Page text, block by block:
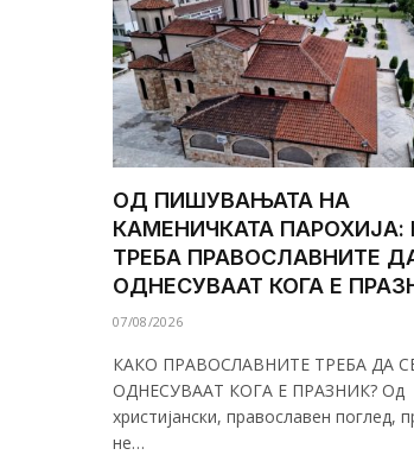
ОД ПИШУВАЊАТА НА
КАМЕНИЧКАТА ПАРОХИЈА:
ТРЕБА ПРАВОСЛАВНИТЕ
ОДНЕСУВААТ КОГА Е
07/08/2026
КАКО ПРАВОСЛАВНИТЕ ТРЕБА ДА
ОДНЕСУВААТ КОГА Е ПРАЗНИК? Од
христијански, православен поглед,
не…